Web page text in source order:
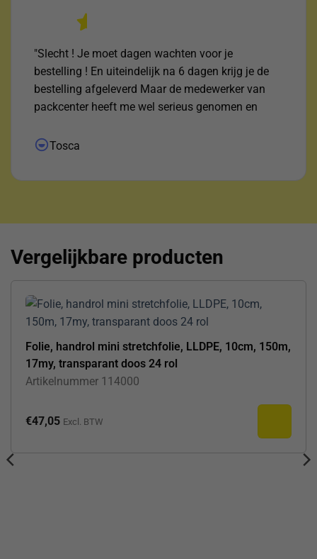
"Slecht ! Je moet dagen wachten voor je
bestelling ! En uiteindelijk na 6 dagen krijg je de
bestelling afgeleverd Maar de medewerker van
packcenter heeft me wel serieus genomen en
dank !"
Tosca
Vergelijkbare producten
Folie, handrol mini stretchfolie, LLDPE, 10cm, 150m,
17my, transparant doos 24 rol
Artikelnummer 114000
€47,05 Excl. BTW